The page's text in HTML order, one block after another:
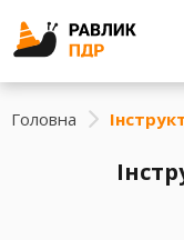
Головна